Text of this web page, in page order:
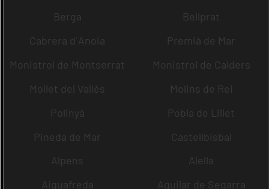
Berga
Bellprat
Cabrera d´Anoia
Premià de Mar
Monistrol de Montserrat
Monistrol de Calders
Mollet del Vallès
Molins de Rei
Polinyà
Pobla de Lillet
Pineda de Mar
Castellbisbal
Alpens
Alella
Aiguafreda
Aguilar de Segarra